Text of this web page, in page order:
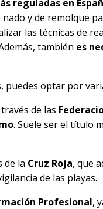
reguladas en
y de remolque
las técnicas de
también es
puedes optar por
de las
. Suele ser el título
de la Cruz Roja, que
de las playas.
Profesional,